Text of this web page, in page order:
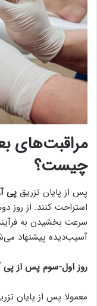
مراقبت‌های
چیست؟
پس از پایان تزریق پی
استراحت کنند. از
سرعت بخشیدن به
آسیب‌دیده پیشنهاد
روز اول-سوم پس از پی
معمولا پس از پایان